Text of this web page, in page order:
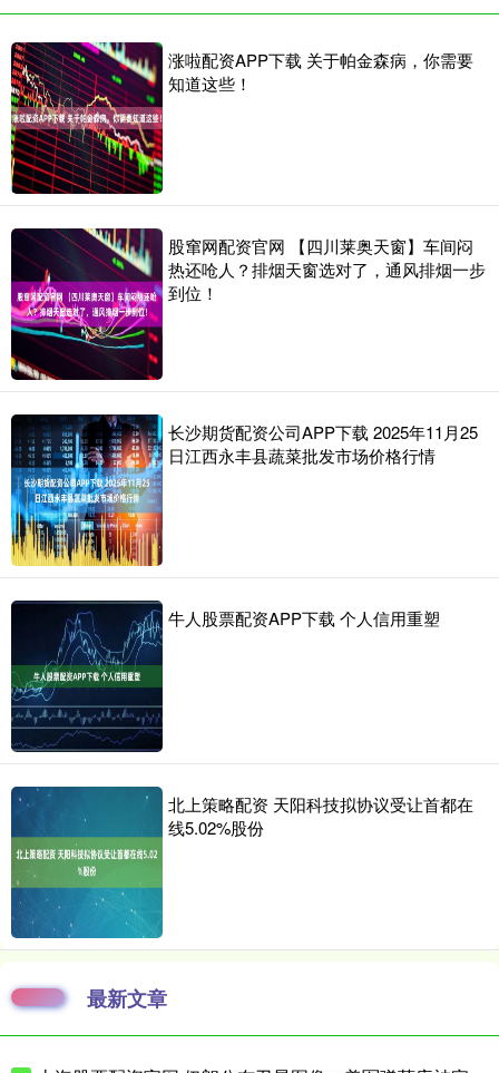
涨啦配资APP下载 关于帕金森病，你需要
知道这些！
股窜网配资官网 【四川莱奥天窗】车间闷
热还呛人？排烟天窗选对了，通风排烟一步
到位！
长沙期货配资公司APP下载 2025年11月25
日江西永丰县蔬菜批发市场价格行情
牛人股票配资APP下载 个人信用重塑
北上策略配资 天阳科技拟协议受让首都在
线5.02%股份
最新文章